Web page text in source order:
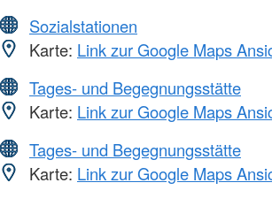
Sozialstationen
Karte: Link zur Google Maps
Tages- und Begegnungsstätte
Karte: Link zur Google Maps
Tages- und Begegnungsstätte
Karte: Link zur Google Maps